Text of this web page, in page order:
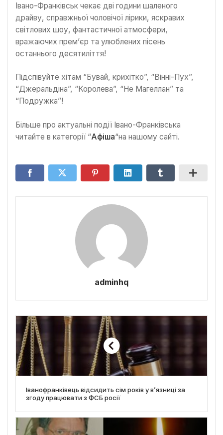
Івано-Франківськ чекає дві години шаленого
драйву, справжньої чоловічої лірики, яскравих
світлових шоу, фантастичної атмосфери,
вражаючих прем’єр та улюблених пісень
останнього десятиліття!
Підспівуйте хітам “Бувай, крихітко”, “Вінні-Пух”,
“Джеральдіна”, “Королева”, “Не Магеллан” та
“Подружка”!
Більше про актуальні події Івано-Франківська
читайте в категорії “Афіша“на нашому сайті.
adminhq
Іванофранківець відсидить сім років у в’язниці за
згоду працювати з ФСБ росії